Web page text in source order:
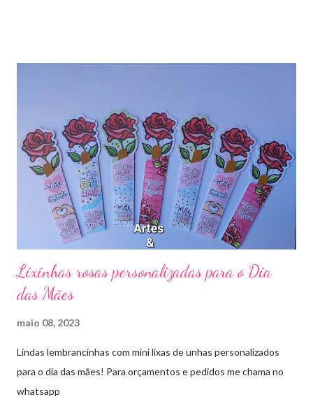
Lixinhas rosas personalizadas para o Dia
das Mães
maio 08, 2023
Lindas lembrancinhas com mini lixas de unhas personalizados
para o dia das mães! Para orçamentos e pedidos me chama no
whatsapp